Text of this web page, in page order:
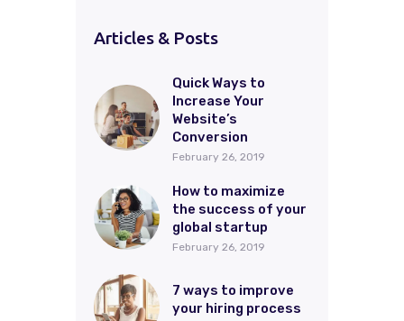
Articles & Posts
Quick Ways to
Increase Your
Website’s
Conversion
February 26, 2019
How to maximize
the success of your
global startup
February 26, 2019
7 ways to improve
your hiring process